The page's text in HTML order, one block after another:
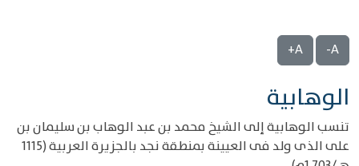
A-
A+
الوهابية
تنسب الوهابية إلى الشيخ محمد بن عبد الوهاب بن سليمان بن
على الذى ولد فى العيينة بمنطقة نجد بالجزيرة العربية (1115